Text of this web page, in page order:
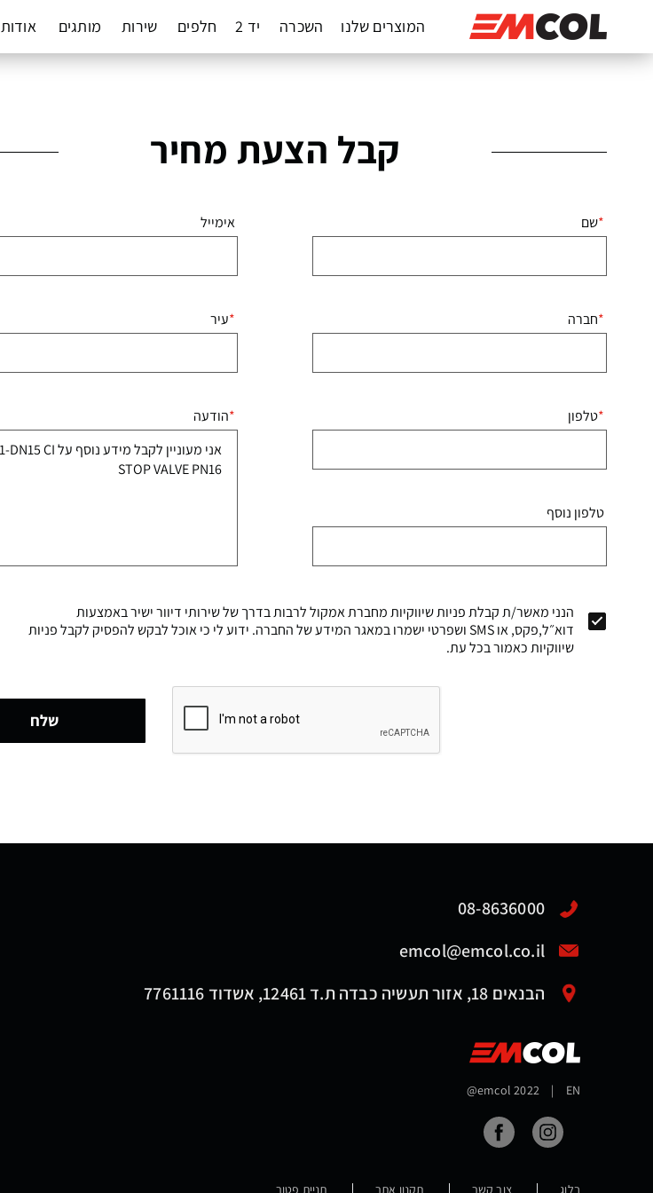
המוצרים שלנו השכרה יד 2 חלפים שירות מותגים אודות
קבל הצעת מחיר
שם
חברה
טלפון
טלפון נוסף
אימייל
עיר
הודעה
הנני מאשר/ת קבלת פניות שיווקיות מחברת אמקול לרבות בדרך של שירותי דיוור ישיר באמצעות
דוא״ל,פקס, או SMS ושפרטי ישמרו במאגר המידע של החברה. ידוע לי כי אוכל לבקש להפסיק לקבל פניות
שיווקיות כאמור בכל עת.
שלח
08-8636000
emcol@emcol.co.il
הבנאים 18, אזור תעשיה כבדה ת.ד 12461, אשדוד 7761116
@emcol 2022 | EN
בלוג צור קשר תקנון אתר תניית פטור